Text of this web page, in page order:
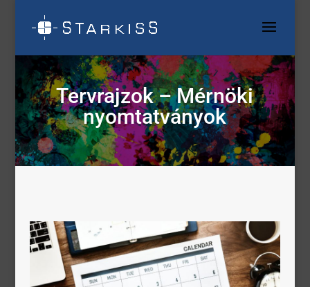
Tervrajzok – Mérnöki
nyomtatványok